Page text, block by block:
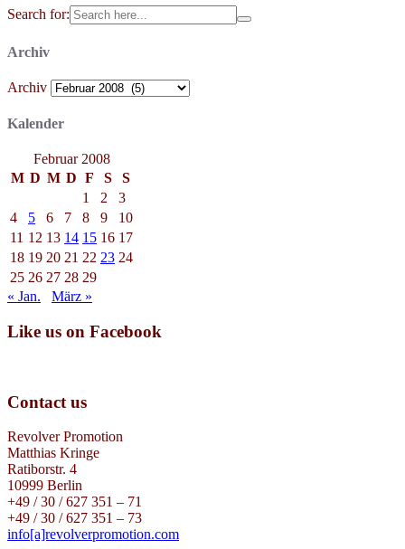
Search for:
Archiv
Archiv
Kalender
Februar 2008
M D M D F S
S
1
2
3
4
5 6 7 8 9
10
11 12 13 14 15 16 17
18 19 20 21 22 23 24
25 26 27 28 29
« Jan.
März »
Like us on Facebook
Contact us
Revolver Promotion
Matthias Kringe
Ratiborstr. 4
10999 Berlin
+49 / 30 / 627 351 – 71
+49 / 30 / 627 351 – 73
info[a]revolverpromotion.com